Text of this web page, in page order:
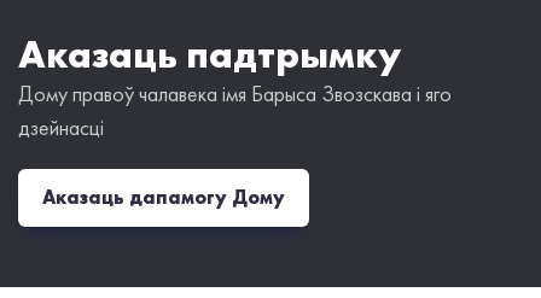
Аказаць падтрымку
Дому правоў чалавека імя Барыса Звозскава і яго
дзейнасці
Аказаць дапамогу Дому